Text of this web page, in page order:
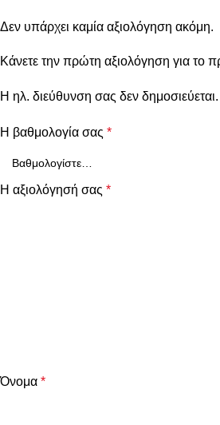
Δεν υπάρχει καμία αξιολόγηση ακόμη.
Κάνετε την πρώτη αξιολόγηση για το
Η ηλ. διεύθυνση σας δεν δημοσιεύεται.
Η βαθμολογία σας *
Η αξιολόγησή σας *
Όνομα *